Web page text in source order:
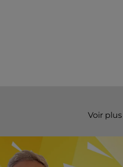
Voir plus